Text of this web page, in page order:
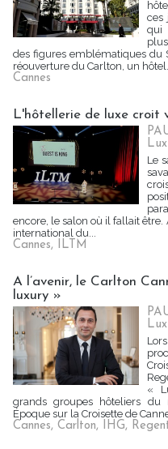
ces
qui
des figures emblématiques du
réouverture du Carlton, un
Cannes
L'hôtellerie de luxe croit
Le
encore, le salon où il fallait être.
international du...
Cannes, ILTM
A l’avenir, le Carlton
luxury »
«
grands groupes hôteliers du
Époque sur la Croisette de
Cannes, Carlton, IHG,